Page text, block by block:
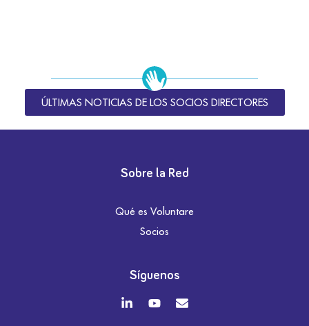
ÚLTIMAS NOTICIAS DE LOS SOCIOS DIRECTORES
Sobre la Red
Qué es Voluntare
Socios
Síguenos